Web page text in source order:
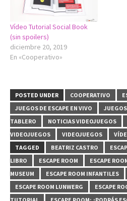
Vídeo Tutorial Social Book
(sin spoilers)
diciembre 20, 2019
En «Cooperativo»
POSTED UNDER COOPERATIVO
JUEGOS DE ESCAPE EN VIVO
TABLERO
NOTICIAS VIDEOJUEGOS
VIDEOJUEGOS
VIDEOJUEGOS
TAGGED
BEATRIZ CASTRO
LIBRO
ESCAPE ROOM
ESCAPE
MUSEUM
ESCAPE ROOM INFANTILES
ESCAPE ROOM LUNWERG
ESCAPE